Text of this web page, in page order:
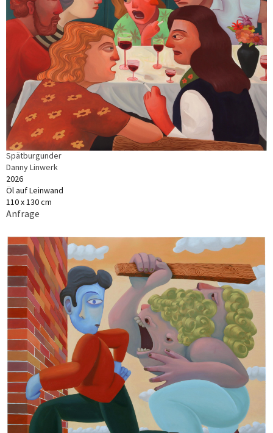
Spätburgunder
Danny Linwerk
2026
Öl auf Leinwand
110 x 130 cm
Anfrage